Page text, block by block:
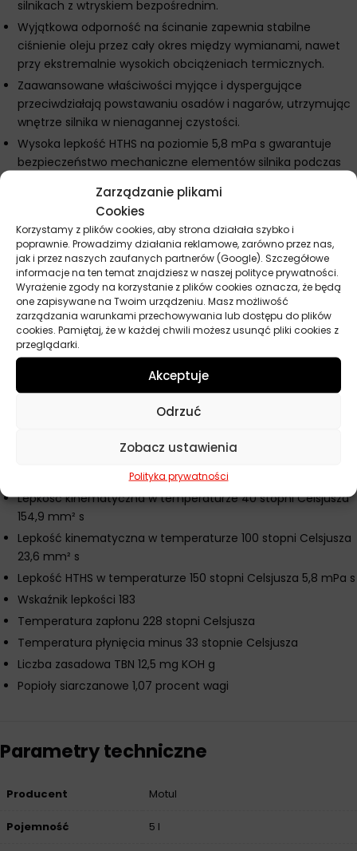
Zarządzanie plikami
Cookies
Korzystamy z plików cookies, aby strona działała szybko i
poprawnie. Prowadzimy działania reklamowe, zarówno przez nas,
jak i przez naszych zaufanych partnerów (Google). Szczegółowe
informacje na ten temat znajdziesz w naszej polityce prywatności.
Wyrażenie zgody na korzystanie z plików cookies oznacza, że będą
one zapisywane na Twoim urządzeniu. Masz możliwość
zarządzania warunkami przechowywania lub dostępu do plików
cookies. Pamiętaj, że w każdej chwili możesz usunąć pliki cookies z
przeglądarki.
Akceptuje
Odrzuć
Zobacz ustawienia
Polityka prywatności
silnikach z wtryskiem bezpośrednim.
Wyjątkowa odporność na ścinanie zapewnia stabilne
ciśnienie oleju przez cały okres między wymianami, nawet
przy ekstremalnie wysokich obciążeniach termicznych.
Zaawansowane właściwości myjące i dyspergujące
przeciwdziałają powstawaniu osadów i nagarów, utrzymując
wnętrze silnika w nienagannej czystości.
Wysoka lepkość HTHS na poziomie 5,8 mPa s gwarantuje
bezpieczeństwo mechaniczne elementów silnika podczas
Doskonała odporność na utlenianie pozwala na zachowanie
optymalnych parametrów smarnych przy bardzo wysokich
temperaturach pracy.
Pełna mieszalność z innymi olejami syntetycznymi i
mineralnymi umożliwia łatwe uzupełnianie stanów
serwisowych.
Spełnia wymagania
ACEA A3 B4
FIAT 9.55535-H3
Klasa lepkości SAE J 300 10W60
Gęstość w temperaturze 20 stopni Celsjusza 0,850 g cm3
Lepkość kinematyczna w temperaturze 40 stopni Celsjusza
154,9 mm² s
Lepkość kinematyczna w temperaturze 100 stopni Celsjusza
23,6 mm² s
Lepkość HTHS w temperaturze 150 stopni Celsjusza 5,8 mPa s
Wskaźnik lepkości 183
Temperatura zapłonu 228 stopni Celsjusza
Temperatura płynięcia minus 33 stopnie Celsjusza
Liczba zasadowa TBN 12,5 mg KOH g
Popioły siarczanowe 1,07 procent wagi
Parametry techniczne
Producent Motul
Pojemność 5 l